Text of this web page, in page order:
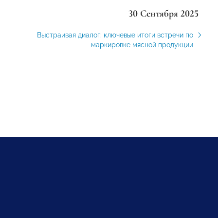
30 Сентября 2025
Выстраивая диалог: ключевые итоги встречи по
маркировке мясной продукции